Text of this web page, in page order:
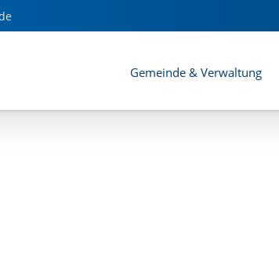
Gemeinde & Verwaltung
Saaldorf Ost)